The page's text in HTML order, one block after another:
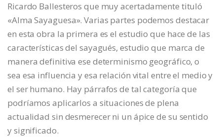
Ricardo Ballesteros que muy acertadamente tituló
«Alma Sayaguesa». Varias partes podemos destacar
en esta obra la primera es el estudio que hace de las
características del sayagués, estudio que marca de
manera definitiva ese determinismo geográfico, o
sea esa influencia y esa relación vital entre el medio y
el ser humano. Hay párrafos de tal categoría que
podríamos aplicarlos a situaciones de plena
actualidad sin desmerecer ni un ápice de su sentido
y significado.